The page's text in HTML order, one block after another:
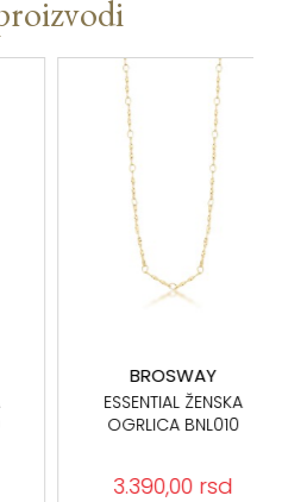
BROSWAY
ESSENTIAL ŽENSKA
OGRLICA BNL010
3.390,00 rsd